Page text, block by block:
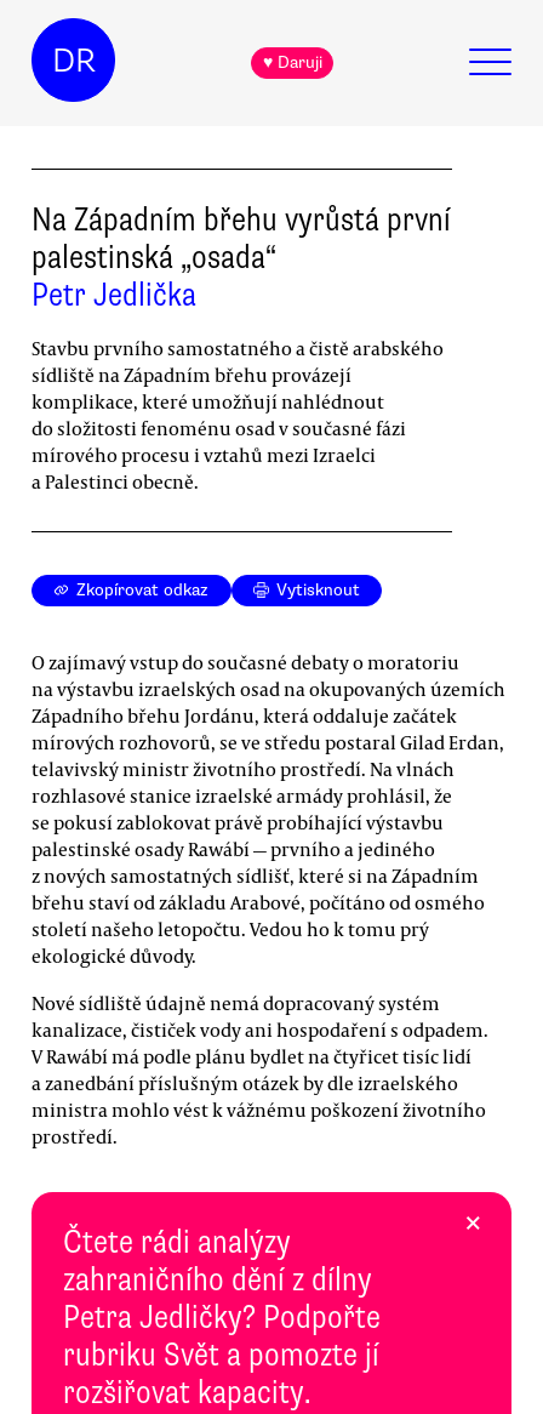
DR ♥ Daruji
Na Západním břehu vyrůstá první
palestinská „osada“
Petr Jedlička
Stavbu prvního samostatného a čistě arabského
sídliště na Západním břehu provázejí
komplikace, které umožňují nahlédnout
do složitosti fenoménu osad v současné fázi
mírového procesu i vztahů mezi Izraelci
a Palestinci obecně.
Zkopírovat odkaz Vytisknout
O zajímavý vstup do současné debaty o moratoriu
na výstavbu izraelských osad na okupovaných územích
Západního břehu Jordánu, která oddaluje začátek
mírových rozhovorů, se ve středu postaral Gilad Erdan,
telavivský ministr životního prostředí. Na vlnách
rozhlasové stanice izraelské armády prohlásil, že
se pokusí zablokovat právě probíhající výstavbu
palestinské osady Rawábí — prvního a jediného
z nových samostatných sídlišť, které si na Západním
břehu staví od základu Arabové, počítáno od osmého
století našeho letopočtu. Vedou ho k tomu prý
ekologické důvody.
Nové sídliště údajně nemá dopracovaný systém
kanalizace, čističek vody ani hospodaření s odpadem.
V Rawábí má podle plánu bydlet na čtyřicet tisíc lidí
a zanedbání příslušným otázek by dle izraelského
ministra mohlo vést k vážnému poškození životního
prostředí.
Čtete rádi analýzy
zahraničního dění z dílny
Petra Jedličky? Podpořte
rubriku Svět a pomozte jí
rozšiřovat kapacity.
×